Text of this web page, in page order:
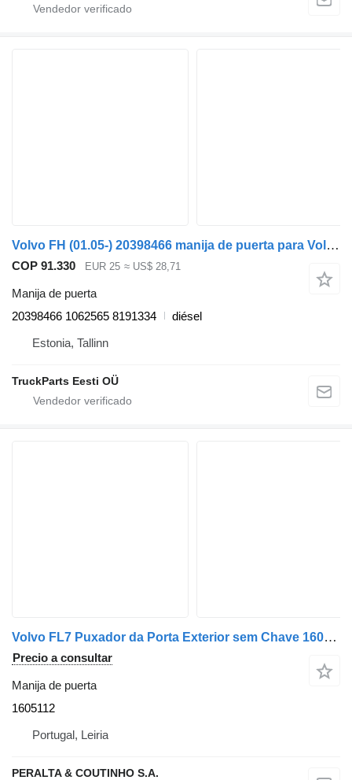
Volvo FH (01.05-) 20398466 manija de puerta para Volvo FH12, FH16, NH12, FH, VNL780 (1993-2014) cabeza tractora
COP 91.330 EUR 25 ≈ US$ 28,71
Manija de puerta
20398466 1062565 8191334
diésel
Estonia, Tallinn
TruckParts Eesti OÜ
Volvo FL7 Puxador da Porta Exterior sem Chave 1605112 manija de puerta para Volvo camión
Precio a consultar
Manija de puerta
1605112
Portugal, Leiria
PERALTA & COUTINHO S.A.